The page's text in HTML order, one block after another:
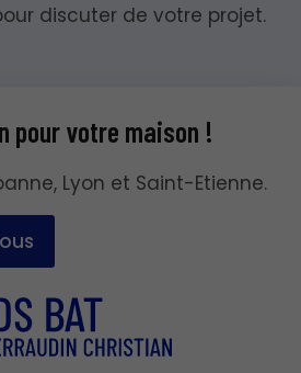
discuter de votre projet.
pour votre maison !
Lyon et Saint-Etienne.